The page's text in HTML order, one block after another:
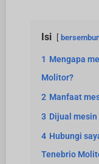
Isi
1 Mengapa
Molitor?
2 Manfaat
3 Dijual
4 Hubungi
Tenebrio